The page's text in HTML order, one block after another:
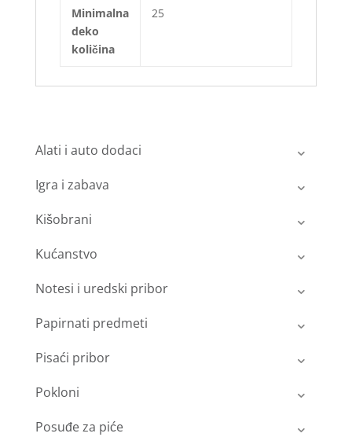
Minimalna
deko
količina
25
Alati i auto dodaci
Igra i zabava
Kišobrani
Kućanstvo
Notesi i uredski pribor
Papirnati predmeti
Pisaći pribor
Pokloni
Posuđe za piće